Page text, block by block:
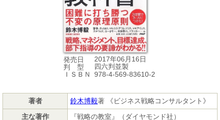
発売日
2017年06月16日
判 型
四六判並製
ＩＳＢＮ
978-4-569-83610-2
著者 鈴木博毅著 《ビジネス戦略コンサルタント》
主な著作
『戦略の教室』（ダイヤモンド社）